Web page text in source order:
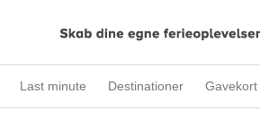
Last minute Destinationer Gavekort